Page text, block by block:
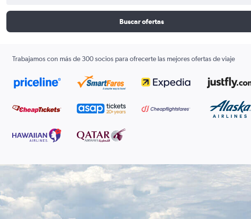
Buscar ofertas
Trabajamos con más de 300 socios para ofrecerte las mejores ofertas de viaje